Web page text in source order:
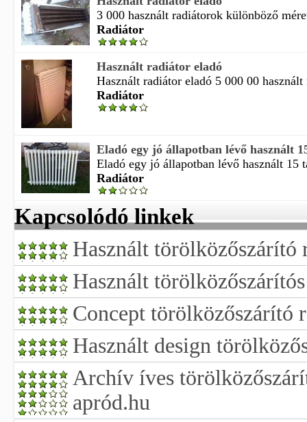
3 000 használt radiátorok különböző
Radiátor
Használt radiátor eladó
Használt radiátor eladó 5 000 00
Radiátor
Eladó egy jó állapotban lévő használt
Eladó egy jó állapotban lévő használt 15
Radiátor
Kapcsolódó linkek
Használt törölközőszárító
Használt
Concept törölközőszárító
Használt design
Archív íves
apród.hu